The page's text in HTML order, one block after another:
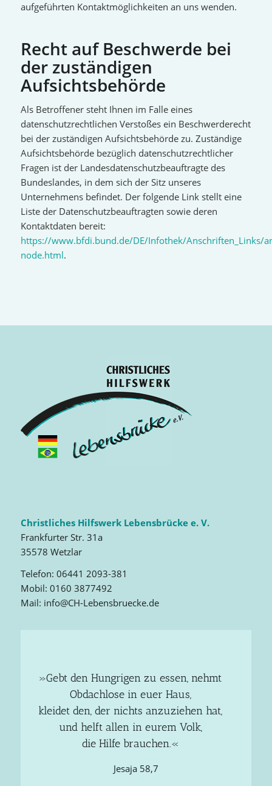
aufgeführten Kontaktmöglichkeiten an uns wenden.
Recht auf Beschwerde bei
der zuständigen
Aufsichtsbehörde
Als Betroffener steht Ihnen im Falle eines
datenschutzrechtlichen Verstoßes ein Beschwerderecht
bei der zuständigen Aufsichtsbehörde zu. Zuständige
Aufsichtsbehörde bezüglich datenschutzrechtlicher
Fragen ist der Landesdatenschutzbeauftragte des
Bundeslandes, in dem sich der Sitz unseres
Unternehmens befindet. Der folgende Link stellt eine
Liste der Datenschutzbeauftragten sowie deren
Kontaktdaten bereit:
https://www.bfdi.bund.de/DE/Infothek/Anschriften_Links/
node.html.
Christliches Hilfswerk Lebensbrücke e. V.
Frankfurter Str. 31a
35578 Wetzlar
Telefon: 06441 2093-381
Mobil: 0160 3877492
Mail: info@CH-Lebensbruecke.de
»Gebt den Hungrigen zu essen, nehmt
Obdachlose in euer Haus,
kleidet den, der nichts anzuziehen hat,
und helft allen in eurem Volk,
die Hilfe brauchen.«
Jesaja 58,7